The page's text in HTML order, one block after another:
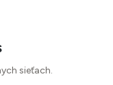
sieťach.